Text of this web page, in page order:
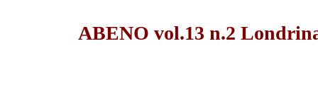
ABENO vol.13 n.2